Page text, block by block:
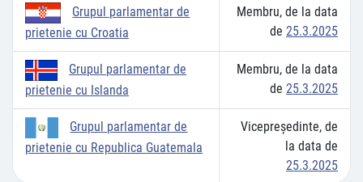
Grupul parlamentar de
prietenie cu Croatia
Membru, de la data
de 25.3.2025
Grupul parlamentar de
prietenie cu Islanda
Membru, de la data
de 25.3.2025
Grupul parlamentar de
prietenie cu Republica Guatemala
Vicepreşedinte, de
la data de
25.3.2025